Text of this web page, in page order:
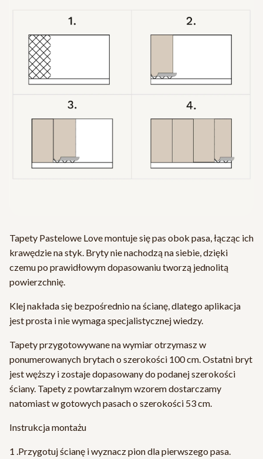
Tapety Pastelowe Love montuje się pas obok pasa, łącząc ich
krawędzie na styk. Bryty nie nachodzą na siebie, dzięki
czemu po prawidłowym dopasowaniu tworzą jednolitą
powierzchnię.
Klej nakłada się bezpośrednio na ścianę, dlatego aplikacja
jest prosta i nie wymaga specjalistycznej wiedzy.
Tapety przygotowywane na wymiar otrzymasz w
ponumerowanych brytach o szerokości 100 cm. Ostatni bryt
jest węższy i zostaje dopasowany do podanej szerokości
ściany. Tapety z powtarzalnym wzorem dostarczamy
natomiast w gotowych pasach o szerokości 53 cm.
Instrukcja montażu
1 .Przygotuj ścianę i wyznacz pion dla pierwszego pasa.